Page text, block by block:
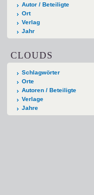
Autor / Beteiligte
Ort
Verlag
Jahr
CLOUDS
Schlagwörter
Orte
Autoren / Beteiligte
Verlage
Jahre